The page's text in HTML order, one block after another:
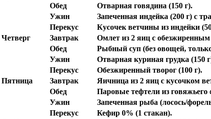
Обед
Отварная говядина (150 г).
Ужин
Запеченная индейка (200 г) с
Перекус
Кусочек ветчины из индейки
Четверг
Завтрак
Омлет из 2 яиц с
Обед
Рыбный суп (без овощей,
Ужин
Отварная куриная грудка (150
Перекус
Обезжиренный творог (100 г).
Пятница
Завтрак
Яичница из 2 яиц с кусочком
Обед
Паровые тефтели из
Ужин
Запеченная рыба (лосось/
Перекус
Кефир 0% (1 стакан).